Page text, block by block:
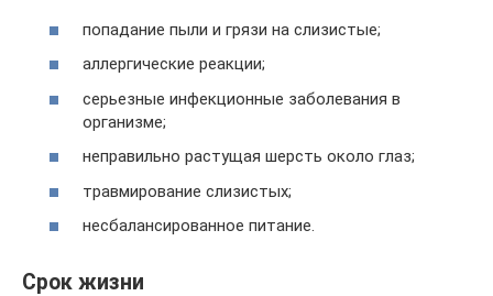
попадание пыли и грязи на слизистые;
аллергические реакции;
серьезные инфекционные заболевания в
организме;
неправильно растущая шерсть около глаз;
травмирование слизистых;
несбалансированное питание.
Срок жизни